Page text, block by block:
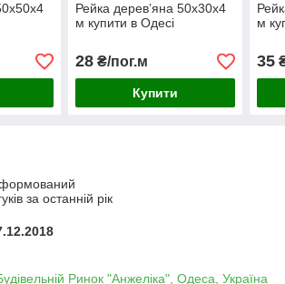
Рейка дерев’яна 50х30х4
м купити в Одесі
28₴/пог.м
Купити
м
35
за останній рік
Ринок "Анжеліка", Одеса, Україна